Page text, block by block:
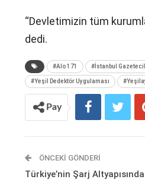
“Devletimizin tüm
dedi.
#Alo 171 #İstanbul
#Yeşil Dedektör Uygulaması
Pay
ÖNCEKI GÖNDERI
Türkiye’nin Şarj